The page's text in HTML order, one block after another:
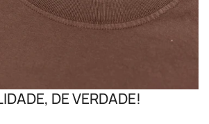
DE VERDADE!